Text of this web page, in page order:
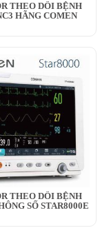
THEO DÕI BỆNH
HÃNG COMEN
THEO DÕI BỆNH
SỐ STAR8000E